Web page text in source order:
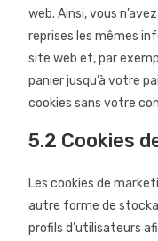
web. Ainsi, vous
reprises les mêmes
site web et, par
panier jusqu’à votre
cookies sans votre
5.2 Cookies
Les cookies de
autre forme de
profils d’utilisateurs